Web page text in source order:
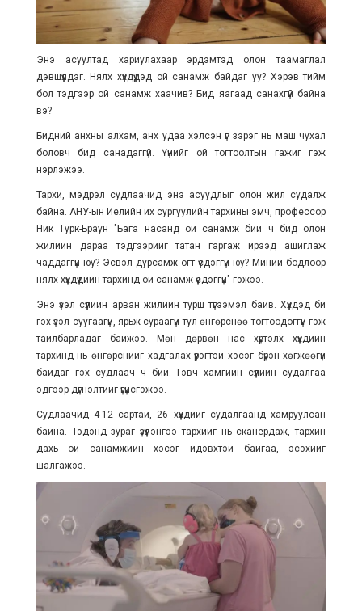
Энэ асуултад хариулахаар эрдэмтэд олон таамаглал
дэвшүүлдэг. Нялх хүүхдүүдэд ой санамж байдаг уу? Хэрэв тийм
бол тэдгээр ой санамж хаачив? Бид яагаад санахгүй байна
вэ?
Бидний анхны алхам, анх удаа хэлсэн үг зэрэг нь маш чухал
боловч бид санадаггүй. Үүнийг ой тогтоолтын гажиг гэж
нэрлэжээ.
Тархи, мэдрэл судлаачид энэ асуудлыг олон жил судалж
байна. АНУ-ын Иелийн их сургуулийн тархины эмч, профессор
Ник Турк-Браун "Бага насанд ой санамж бий ч бид олон
жилийн дараа тэдгээрийг татан гаргаж ирээд ашиглаж
чаддаггүй юу? Эсвэл дурсамж огт үүсдэггүй юу? Миний бодлоор
нялх хүүхдүүдийн тархинд ой санамж үүсдэггүй" гэжээ.
Энэ үзэл сүүлийн арван жилийн турш түгээмэл байв. Хүүхдэд би
гэх үзэл суугаагүй, ярьж сураагүй тул өнгөрснөө тогтоодоггүй гэж
тайлбарладаг байжээ. Мөн дөрвөн нас хүртэлх хүүхдийн
тархинд нь өнгөрснийг хадгалах үүрэгтэй хэсэг бүрэн хөгжөөгүй
байдаг гэх судлаач ч бий. Гэвч хамгийн сүүлийн судалгаа
эдгээр дүгнэлтийг үгүйсгэжээ.
Судлаачид 4-12 сартай, 26 хүүхдийг судалгаанд хамруулсан
байна. Тэдэнд зураг үзүүлэнгээ тархийг нь сканердаж, тархин
дахь ой санамжийн хэсэг идэвхтэй байгаа, эсэхийг
шалгажээ.